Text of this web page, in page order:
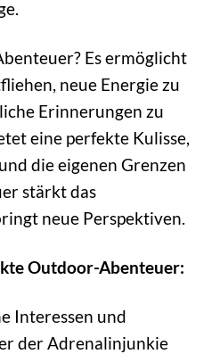
Es ermöglicht
neue Energie zu
Erinnerungen zu
eine perfekte Kulisse,
die eigenen Grenzen
stärkt das
neue Perspektiven.
Outdoor-Abenteuer:
Interessen und
der Adrenalinjunkie